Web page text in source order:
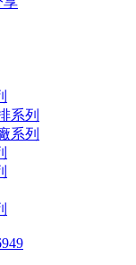
系列
系列